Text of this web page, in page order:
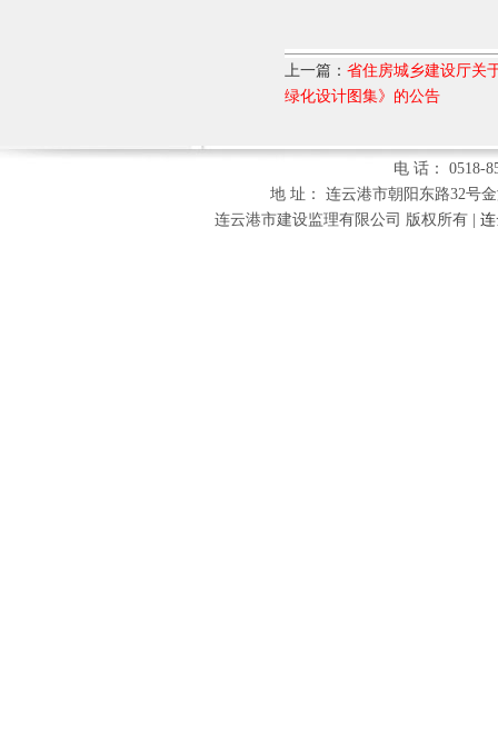
上一篇： 省住房城乡建设厅关
绿化设计图集》的公告
电 话： 0518-
地 址： 连云港市朝阳东路32号
连云港市建设监理有限公司 版权所有 |